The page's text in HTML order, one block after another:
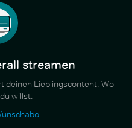
streamen
deinen Lieblingscontent. Wo
willst.